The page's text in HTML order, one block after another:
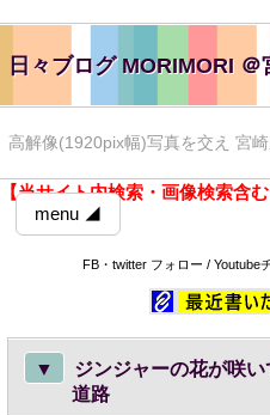
日々ブログ MORIMORI ＠
高解像(1920pix幅)写真を交え 宮
【当サイト内検索・画像検索含む
menu ◢
FB・twitter フォロー / Youtube
▼
ジンジャーの花が咲
道路